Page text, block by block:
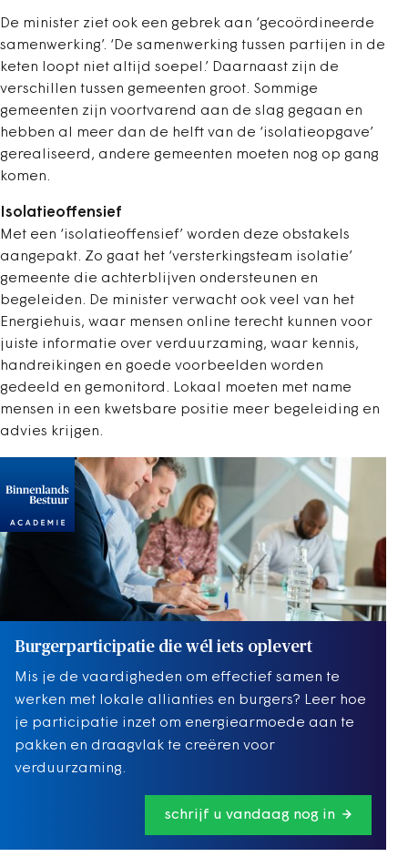
De minister ziet ook een gebrek aan ‘gecoördineerde
samenwerking’. ‘De samenwerking tussen partijen in de
keten loopt niet altijd soepel.’ Daarnaast zijn de
verschillen tussen gemeenten groot. Sommige
gemeenten zijn voortvarend aan de slag gegaan en
hebben al meer dan de helft van de ‘isolatieopgave’
gerealiseerd, andere gemeenten moeten nog op gang
komen.
Isolatieoffensief
Met een ‘isolatieoffensief’ worden deze obstakels
aangepakt. Zo gaat het ‘versterkingsteam isolatie’
gemeente die achterblijven ondersteunen en
begeleiden. De minister verwacht ook veel van het
Energiehuis, waar mensen online terecht kunnen voor
juiste informatie over verduurzaming, waar kennis,
handreikingen en goede voorbeelden worden
gedeeld en gemonitord. Lokaal moeten met name
mensen in een kwetsbare positie meer begeleiding en
advies krijgen.
Burgerparticipatie die wél iets oplevert
Mis je de vaardigheden om effectief samen te
werken met lokale allianties en burgers? Leer hoe
je participatie inzet om energiearmoede aan te
pakken en draagvlak te creëren voor
verduurzaming.
schrijf u vandaag nog in